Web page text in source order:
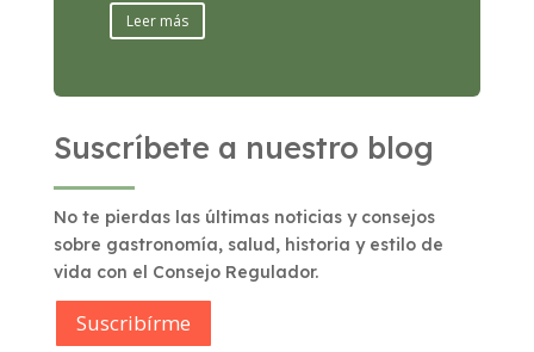
Leer más
Suscríbete a nuestro blog
No te pierdas las últimas noticias y consejos
sobre gastronomía, salud, historia y estilo de
vida con el Consejo Regulador.
Suscribírme